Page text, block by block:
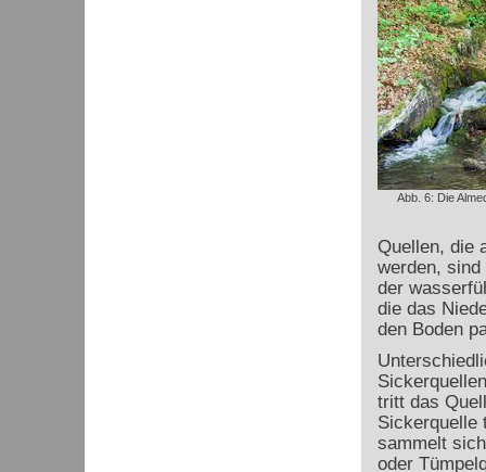
Abb. 6: Die
Quellen, die
werden,
der
die das
den Boden
tritt das
Sickerquelle
sammelt
oder